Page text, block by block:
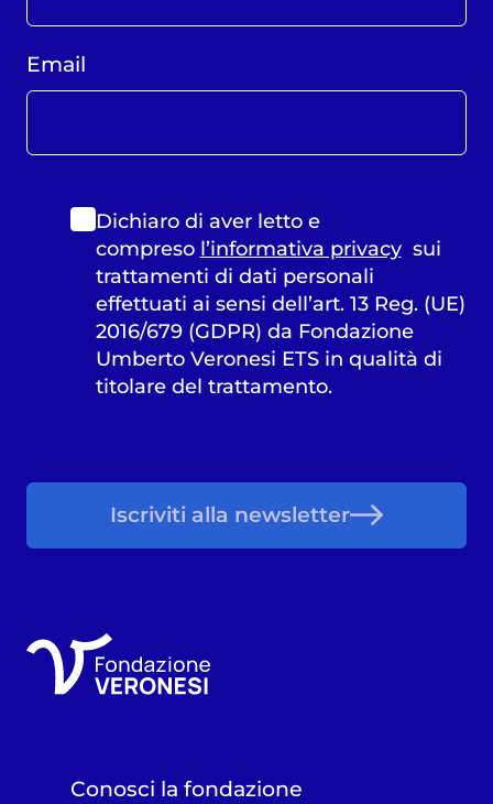
Email
Dichiaro di aver letto e
compreso l’informativa privacysui
trattamenti di dati personali
effettuati ai sensi dell’art. 13 Reg. (UE)
2016/679 (GDPR) da Fondazione
Umberto Veronesi ETS in qualità di
titolare del trattamento.
Iscriviti alla newsletter
Conosci la fondazione